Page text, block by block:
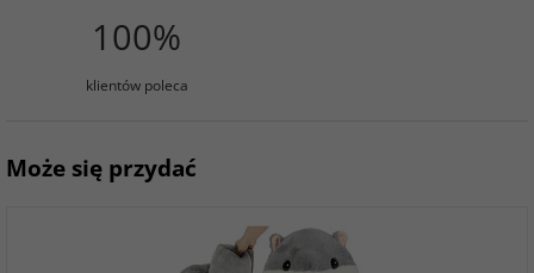
100%
klientów poleca
Może się przydać